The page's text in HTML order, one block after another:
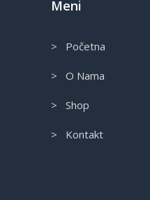
Meni
> Početna
> O Nama
> Shop
> Kontakt